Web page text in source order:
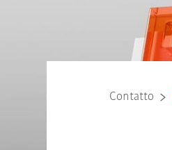
Contatto